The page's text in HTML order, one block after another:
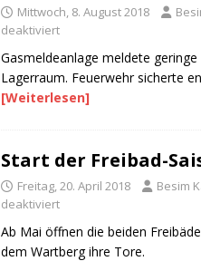
Mittwoch, 8. August 2018
deaktiviert
Gasmeldeanlage meldete
Lagerraum. Feuerwehr sicherte
[Weiterlesen]
Start der Freibad-
Freitag, 20. April 2018 Besim
deaktiviert
Ab Mai öffnen die beiden
dem Wartberg ihre Tore.